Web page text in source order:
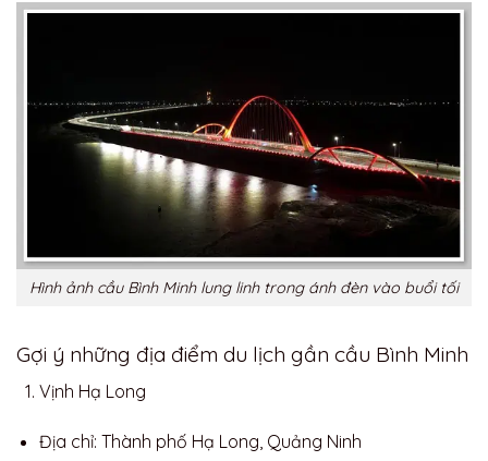
Hình ảnh cầu Bình Minh lung linh trong ánh đèn vào buổi tối
Gợi ý những địa điểm du lịch gần cầu Bình Minh
Vịnh Hạ Long
Địa chỉ: Thành phố Hạ Long, Quảng Ninh